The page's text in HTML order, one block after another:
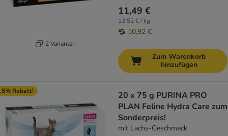
2 Varianten
11,49 €
13,52 € / kg
10,92 €
Zum Warenkorb
hinzufügen
Rabatt!
20 x 75 g PURINA PRO
PLAN Feline Hydra Care zum
Sonderpreis!
mit Lachs-Geschmack